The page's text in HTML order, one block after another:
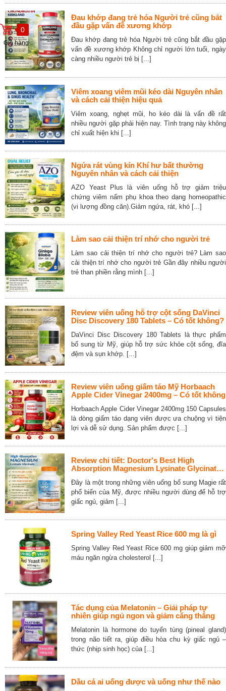
0
Giỏ hàng
Đau khớp đang trẻ hóa Người trẻ cũng bắt
đầu gặp vấn đề xương khớp
Đau khớp đang trẻ hóa Người trẻ cũng bắt đầu gặp
vấn đề xương khớp Không chỉ người lớn tuổi, ngày
càng nhiều người trẻ bị [...]
Viêm xoang viêm mũi kéo dài Nguyên nhân
và cách cải thiện hiệu quả
Viêm xoang, nghẹt mũi, ho kéo dài là vấn đề rất
nhiều người gặp phải hiện nay. Tình trạng này không
chỉ xuất hiện khi [...]
Ngứa rát vùng kín Khí hư bất thường
Nguyên nhân và cách cải thiện
AZO Yeast Plus là viên uống hỗ trợ giảm triệu
chứng viêm nấm phụ khoa theo dạng homeopathic
(vi lượng đồng căn).Giảm ngứa, rát, khó [...]
Làm sao cải thiện trí nhớ cho người trẻ
Làm sao cải thiện trí nhớ cho người trẻ? Làm sao
cải thiện trí nhớ cho người trẻ Gần đây nhiều người
trẻ than phiền rằng mình [...]
Review viên uống hỗ trợ cột sống DaVinci
Disc Discovery 180 Tablets – Có tốt không?
DaVinci Disc Discovery 180 Tablets là thực phẩm
bổ sung từ Mỹ, giúp hỗ trợ sức khỏe cột sống, đĩa
đệm và sụn khớp. [...]
Review viên uống giấm táo Mỹ Horbaach
Apple Cider Vinegar 2400mg – Có tốt không
Horbaach Apple Cider Vinegar 2400mg 150 Capsules
là dòng giấm táo dạng viên được ưa chuộng vì tiện
lợi và dễ sử dụng. Sản phẩm được [...]
Review chi tiết: Doctor's Best High
Absorption Magnesium Lysinate Glycinate
Đây là một trong những viên uống bổ sung Magie rất
phổ biến của Mỹ, được nhiều người dùng để hỗ trợ
giấc ngủ, giảm [...]
Spring Valley Red Yeast Rice 600 mg là gì
Spring Valley Red Yeast Rice 600 mg giúp giảm mỡ
máu ngăn ngừa cholesterol [...]
Tác dụng của Melatonin – Giải pháp tự
nhiên giúp ngủ ngon và giảm căng thẳng
Melatonin là hormone do tuyến tùng (pineal gland)
trong não tiết ra, giúp điều hòa chu kỳ giấc ngủ –
thức (nhịp sinh học) của [...]
Dầu cá ai uống được và uống như thế nào